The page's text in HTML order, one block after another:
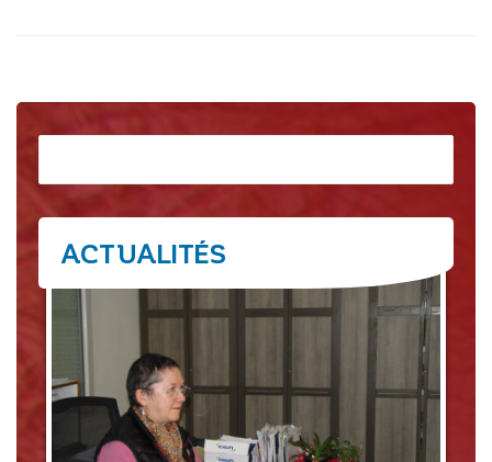
ACTUALITÉS